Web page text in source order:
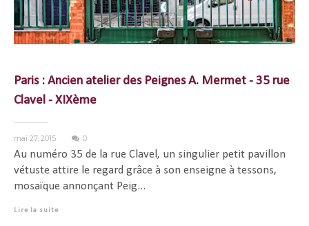
Paris : Ancien atelier des Peignes A. Mermet - 35 rue
Clavel - XIXème
mai 27, 2015 0
Au numéro 35 de la rue Clavel, un singulier petit pavillon
vétuste attire le regard grâce à son enseigne à tessons,
mosaïque annonçant Peig...
Lire la suite